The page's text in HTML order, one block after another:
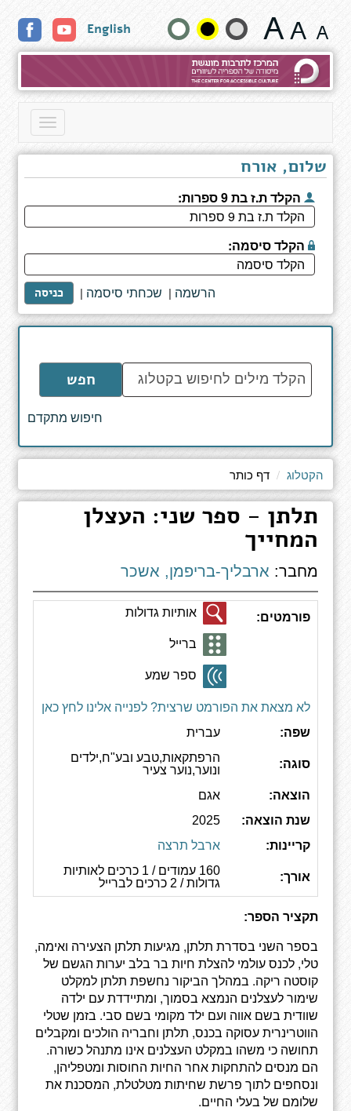
ספר
שני:
העצלן
המחייך
שנה
גודל
טקסט
English
Toggle
שלום, אורח
הקלד ת.ז בת 9 ספרות:
הקלד סיסמה:
כניסה | שכחתי סיסמה | הרשמה
הקלד
מילים
לחיפוש
חפש
חיפוש מתקדם
הקטלוג דף כותר
תלתן - ספר שני: העצלן
המחייך
מחבר: ארבליך-בריפמן, אשכר
פורמטים: אותיות גדולות
ברייל
ספר שמע
לא מצאת את הפורמט שרצית? לפנייה אלינו לחץ כאן
שפה:
עברית
סוגה:
הרפתקאות,טבע ובע"ח,ילדים
ונוער,נוער צעיר
הוצאה:
אגם
שנת הוצאה:
2025
קריינות:
ארבל תרצה
אורך:
160 עמודים / 1 כרכים לאותיות
גדולות / 2 כרכים לברייל
תקציר הספר:
בספר השני בסדרת תלתן, מגיעות תלתן הצעירה ואימה,
טלי, לכנס עולמי להצלת חיות בר בלב יערות הגשם של
קוסטה ריקה. במהלך הביקור נחשפת תלתן למקלט
שימור לעצלנים הנמצא בסמוך, ומתיידדת עם ילדה
שוודית בשם אווה ועם ילד מקומי בשם סבי. בזמן שטלי
הווטרינרית עסוקה בכנס, תלתן וחבריה הולכים ומקבלים
תחושה כי משהו במקלט העצלנים אינו מתנהל כשורה.
הם מנסים להתחקות אחר החיות החוסות ומטפליהן,
ונסחפים לתוך פרשת שחיתות מטלטלת, המסכנת את
שלומם של בעלי החיים.